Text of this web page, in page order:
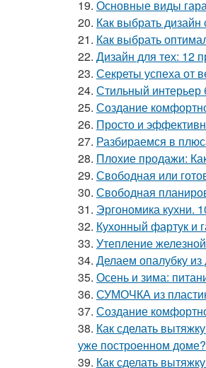
19. Основные виды
20. Как выбрать
21. Как выбрать
22. Дизайн для тех: 12
23. Секреты успеха от
24. Стильный интерьер
25. Создание
26. Просто и
27. Разбираемся в
28. Плохие продажи:
29. Свободная или
30. Свободная
31. Эргономика кухни.
32. Кухонный фартук и
33. Утепление
34. Делаем опалубку
35. Осень и зима:
36. СУМОЧКА из
37. Создание
38. Как сделать
уже построенном доме?
39. Как сделать